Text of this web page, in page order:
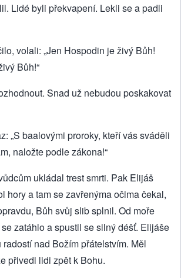
Lidé byli překvapení. Lekli se a padli
volali: „Jen Hospodin je živý Bůh!
Bůh!“
Snad už nebudou poskakovat
„S baalovými proroky, kteří vás sváděli
naložte podle zákona!“
ukládal trest smrti. Pak Elijáš
hory a tam se zavřenýma očima čekal,
Bůh svůj slib splnil. Od moře
zatáhlo a spustil se silný déšť. Elijáše
nad Božím přátelstvím. Měl
přivedl lidi zpět k Bohu.